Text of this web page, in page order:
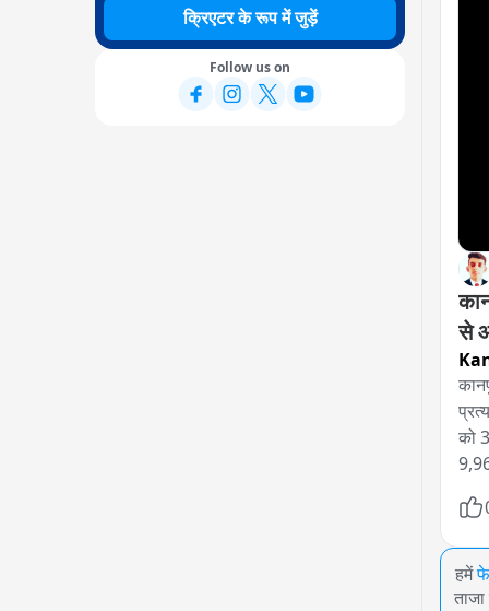
क्रिएटर के रूप में जुड़ें
Follow us on
से
को
हमें